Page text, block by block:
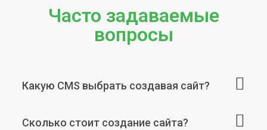
Часто задаваемые
вопросы
Какую CMS выбрать создавая сайт?
Сколько стоит создание сайта?